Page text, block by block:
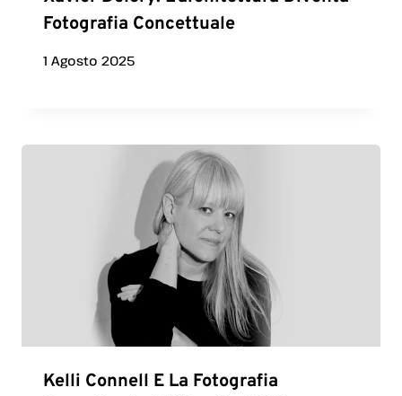
Fotografia Concettuale
1 Agosto 2025
Kelli Connell E La Fotografia